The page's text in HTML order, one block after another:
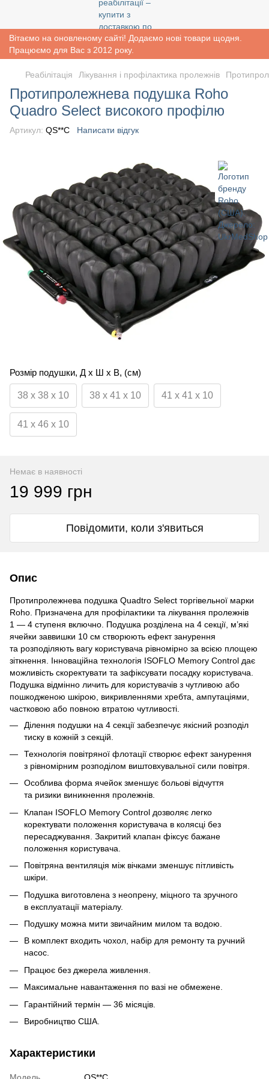
Вітаємо на оновленому сайті! Додаємо нові товари щодня.
Працюємо для Вас з 2012 року.
Реабiлiтацiя Лікування і профілактика пролежнів
Протипролежнева подушка Roho
Quadro Select високого профілю
Артикул: QS**C Написати відгук
Розмір подушки, Д х Ш х В, (см)
38 x 38 x 10 38 x 41 x 10 41 x 41 x 10
41 x 46 x 10
Немає в наявності
19 999 грн
Повідомити, коли з'явиться
Опис
Протипролежнева подушка Quadtro Select торгівельної марки
Roho. Призначена для профілактики та лікування пролежнів
1 — 4 ступеня включно. Подушка розділена на 4 секції, м’які
ячейки заввишки 10 см створюють ефект занурення
та розподіляють вагу користувача рівномірно за всією площею
зіткнення. Інноваційна технологія ISOFLO Memory Control дає
можливість скоректувати та зафіксувати посадку користувача.
Подушка відмінно личить для користувачів з чутливою або
пошкодженою шкірою, викривленнями хребта, ампутаціями,
частковою або повною втратою чутливості.
Ділення подушки на 4 секції забезпечує якісний розподіл
тиску в кожній з секцій.
Технологія повітряної флотації створює ефект занурення
з рівномірним розподілом виштовхувальної сили повітря.
Особлива форма ячейок зменшує больові відчуття
та ризики виникнення пролежнів.
Клапан ISOFLO Memory Control дозволяє легко
коректувати положення користувача в колясці без
пересаджування. Закритий клапан фіксує бажане
положення користувача.
Повітряна вентиляція між вічками зменшує пітливість
шкіри.
Подушка виготовлена з неопрену, міцного та зручного
в експлуатації матеріалу.
Подушку можна мити звичайним милом та водою.
В комплект входить чохол, набір для ремонту та ручний
насос.
Працює без джерела живлення.
Максимальне навантаження по вазі не обмежене.
Гарантійний термін — 36 місяців.
Виробництво США.
Характеристики